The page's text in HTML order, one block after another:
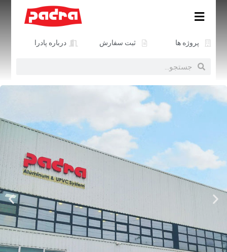
پروژه ها ثبت سفارش درباره پادرا